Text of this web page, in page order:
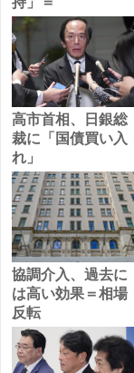
高市首相、日銀総
裁に「国債買い入
れ」
協調介入、過去に
は高い効果＝相場
反転